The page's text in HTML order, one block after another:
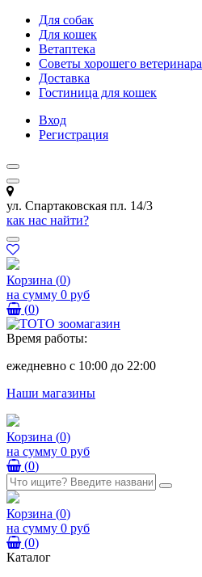
Для собак
Для кошек
Ветаптека
Советы хорошего ветеринара
Доставка
Гостиница для кошек
Вход
Регистрация
ул. Спартаковская пл. 14/3
как нас найти?
Корзина (0)
на сумму 0 руб
(0)
Время работы:
ежедневно с 10:00 до 22:00
Наши магазины
Корзина (0)
на сумму 0 руб
(0)
Корзина (0)
на сумму 0 руб
(0)
Каталог